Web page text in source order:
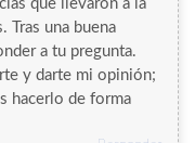
que llevaron a la
Tras una buena
a tu pregunta.
y darte mi opinión;
hacerlo de forma